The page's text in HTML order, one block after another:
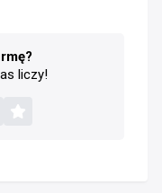
liczy!